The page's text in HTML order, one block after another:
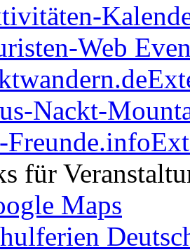
Web
Nackt-
für
Maps